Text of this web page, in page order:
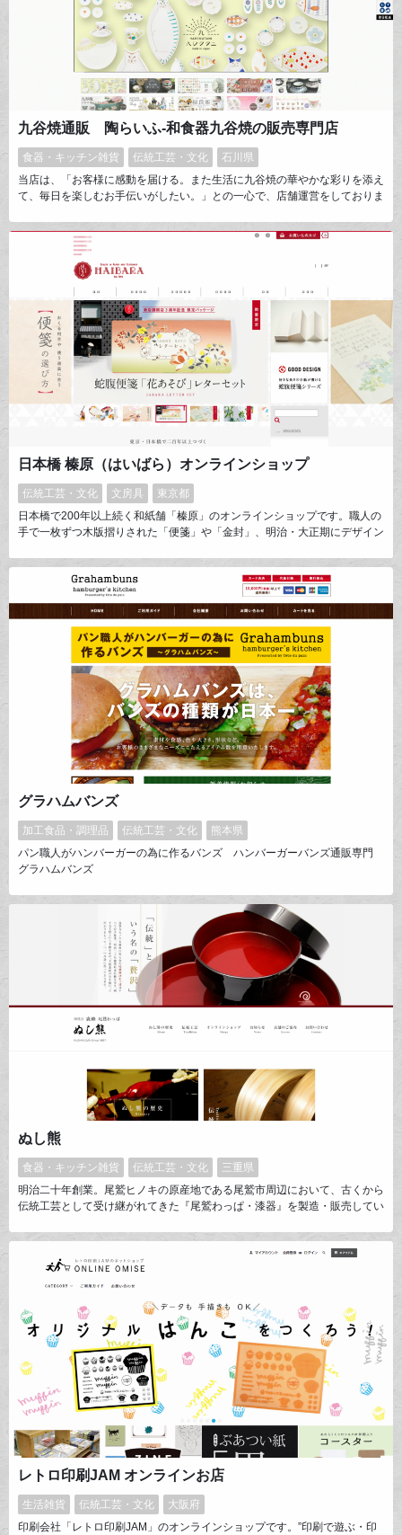
九谷焼通販 陶らいふ-和食器九谷焼の販売専門店
食器・キッチン雑貨 伝統工芸・文化
石川県
当店は、「お客様に感動を届ける。また生活に九谷焼の華やかな彩りを添え
て、毎日を楽しむお手伝いがしたい。」との一心で、店舗運営をしておりま
術と色絵装飾。「陶らいふ」を通じて、一人でも多くの方にその感動をお届
けできるよう、迅速で丁寧な対応を心がけています。
日本橋 榛原（はいばら）オンラインショップ
伝統工芸・文化 文房具
東京都
日本橋で200年以上続く和紙舗「榛原」のオンラインショップです。職人の
手で一枚ずつ木版摺りされた「便箋」や「金封」、明治・大正期にデザイン
に合せた金封や便箋の選び方や、歳時記に合せた和紙商品の使い方をご紹介
することで「和紙のある生活」をご提案しています。
グラハムバンズ
加工食品・調理品 伝統工芸・文化
熊本県
パン職人がハンバーガーの為に作るバンズ ハンバーガーバンズ通販専門
グラハムバンズ
ぬし熊
食器・キッチン雑貨 伝統工芸・文化
三重県
明治二十年創業。尾鷲ヒノキの原産地である尾鷲市周辺において、古くから
伝統工芸として受け継がれてきた『尾鷲わっぱ・漆器』を製造・販売してい
業。天然素材のみを使用し、こだわりをもって一つ一つ丁寧に作っておりま
レトロ印刷JAM オンラインお店
生活雑貨 伝統工芸・文化
大阪府
印刷会社「レトロ印刷JAM」のオンラインショップです。”印刷で遊ぶ・印